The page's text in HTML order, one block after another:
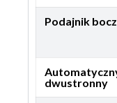
Podajnik
dwustronny